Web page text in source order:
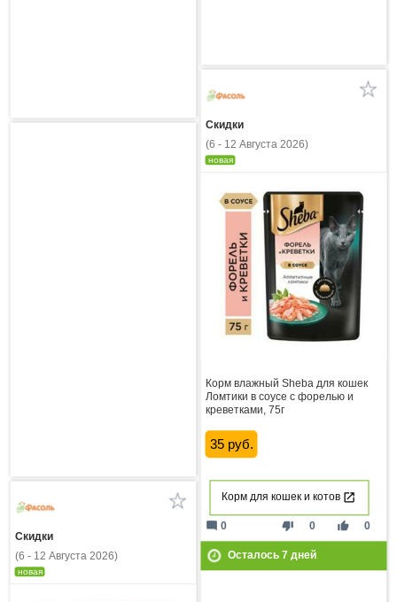
Скидки
(6 - 12 Августа 2026)
новая
Корм влажный Sheba для кошек
Ломтики в соусе с форелью и
креветками, 75г
35 руб.
Корм для кошек и котов
thumb_down 0 thumb_up 0
mode_comment 0
Осталось 7дней
Скидки
(6 - 12 Августа 2026)
новая